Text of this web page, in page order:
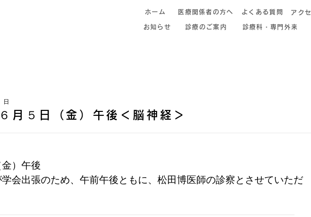
ホーム 医療関係者の方へ よくある質問 アク
お知らせ 診療のご案内 診療科・専門外来
日
月５日（金）午後＜脳神経＞
）午後
会出張のため、午前午後ともに、松田博医師の診察とさせていただ